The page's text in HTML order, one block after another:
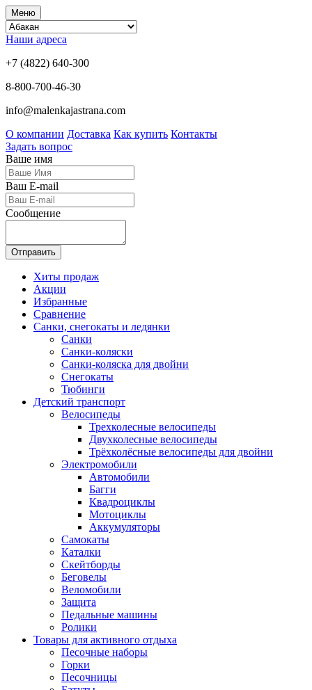
Меню
Наши адреса
+7 (4822) 640-300
8-800-700-46-30
info@malenkajastrana.com
О компании Доставка Как купить Контакты
Задать вопрос
Ваше имя
Ваш E-mail
Сообщение
Отправить
Хиты продаж
Акции
Избранные
Сравнение
Санки, снегокаты и ледянки
Санки
Санки-коляски
Санки-коляска для двойни
Снегокаты
Тюбинги
Детский транспорт
Велосипеды
Трехколесные велосипеды
Двухколесные велосипеды
Трёхколёсные велосипеды для двойни
Электромобили
Автомобили
Багги
Квадроциклы
Мотоциклы
Аккумуляторы
Самокаты
Каталки
Скейтборды
Беговелы
Веломобили
Защита
Педальные машины
Ролики
Товары для активного отдыха
Песочные наборы
Горки
Песочницы